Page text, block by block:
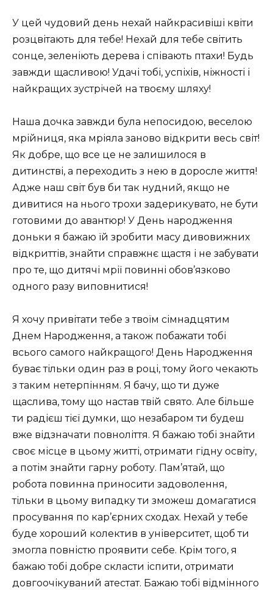
У цей чудовий день нехай найкрасивіші квіти
розцвітають для тебе! Нехай для тебе світить
сонце, зеленіють дерева і співають птахи! Будь
завжди щасливою! Удачі тобі, успіхів, ніжності і
найкращих зустрічей на твоєму шляху!
Наша дочка завжди була непосидою, веселою
мрійниця, яка мріяла заново відкрити весь світ!
Як добре, що все це не залишилося в
дитинстві, а переходить з нею в доросле життя!
Адже наш світ був би так нудний, якщо не
дивитися на нього трохи задерикувато, не бути
готовими до авантюр! У День народження
доньки я бажаю їй зробити масу дивовижних
відкриттів, знайти справжнє щастя і не забувати
про те, що дитячі мрії повинні обов’язково
одного разу виповнитися!
Я хочу привітати тебе з твоїм сімнадцятим
Днем Народження, а також побажати тобі
всього самого найкращого! День Народження
буває тільки один раз в році, тому його чекають
з таким нетерпінням. Я бачу, що ти дуже
щаслива, тому що настав твій свято. Але більше
ти радієш тієї думки, що незабаром ти будеш
вже відзначати повноліття. Я бажаю тобі знайти
своє місце в цьому житті, отримати гідну освіту,
а потім знайти гарну роботу. Пам’ятай, що
робота повинна приносити задоволення,
тільки в цьому випадку ти зможеш домагатися
просування по кар’єрних сходах. Нехай у тебе
буде хороший колектив в університет, щоб ти
змогла повністю проявити себе. Крім того, я
бажаю тобі добре скласти іспити, отримати
довгоочікуваний атестат. Бажаю тобі відмінного